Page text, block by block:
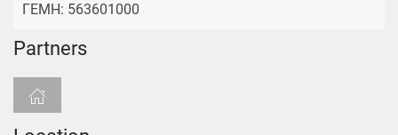
ΓΕΜΗ: 563601000
Partners